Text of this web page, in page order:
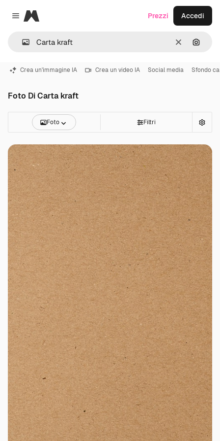
Close menu
Magnific
CancellaCerca
Prezzi Accedi
Crea un'immagine IA Crea un video IA Social media Sfondo
Foto Di Carta kraft
Foto Filtri